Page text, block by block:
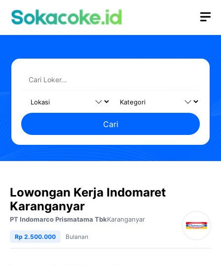
Cari
Lowongan Kerja Indomaret
Karanganyar
PT Indomarco Prismatama TbkKaranganyar
Rp 2.500.000 Bulanan